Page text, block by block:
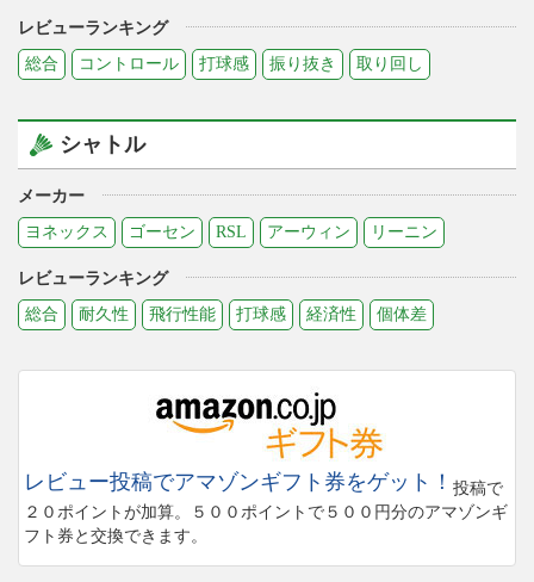
レビューランキング
総合
コントロール 打球感 振り抜き 取り回し
シャトル
メーカー
ヨネックス
ゴーセン RSL アーウィン リーニン
レビューランキング
総合
耐久性 飛行性能 打球感 経済性 個体差
レビュー投稿でアマゾンギフト券をゲット！ 投稿で
２０ポイントが加算。５００ポイントで５００円分のアマゾンギ
フト券と交換できます。